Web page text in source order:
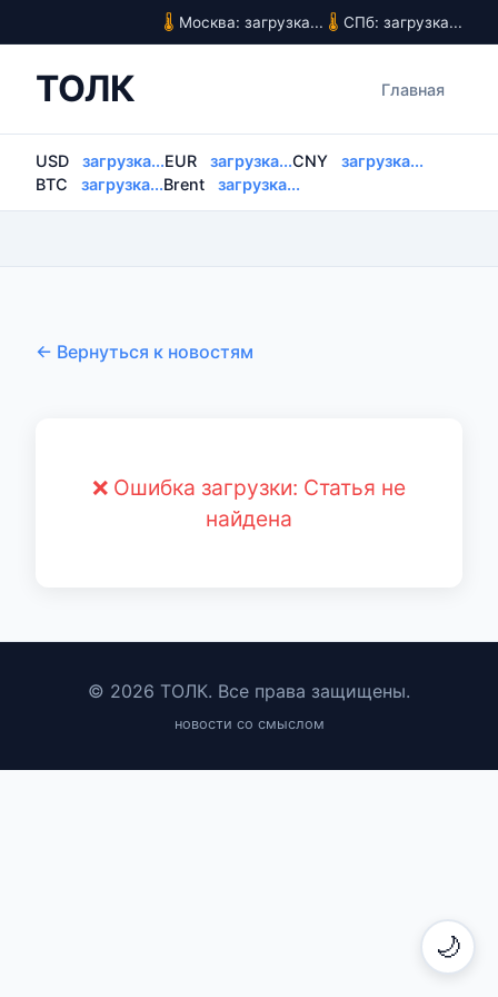
🌙
Москва: загрузка... СПб: загрузка...
ТОЛК Главная
USD загрузка...EUR загрузка...CNY
загрузка...
BTC
загрузка...Brent загрузка...
← Вернуться к новостям
❌ Ошибка загрузки: Статья не
найдена
© 2026 ТОЛК. Все права защищены.
новости со смыслом